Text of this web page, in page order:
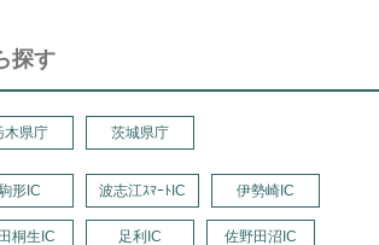
探す
木県庁 茨城県庁
形IC 波志江ｽﾏｰﾄIC 伊勢崎IC
桐生IC 足利IC 佐野田沼IC